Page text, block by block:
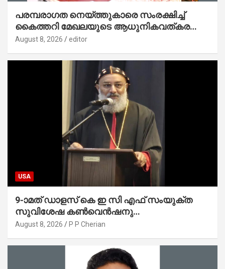
പരമ്പരാഗത നെയ്ത്തുകാരെ സംരക്ഷിച്ച്
കൈത്തറി മേഖലയുടെ ആധുനികവത്കരണം
സാധ്യമാക്കും : ഡെപ്യൂട്ടി സ്പീക്കർ
August 8, 2026 editor
USA
9-ാമത് ഡാളസ് കെ ഇ സി എഫ് സംയുക്ത
സുവിശേഷ കൺവെൻഷനു
പ്രാർത്ഥനാനിർഭരമായ തുടക്കം
August 8, 2026 P P Cherian